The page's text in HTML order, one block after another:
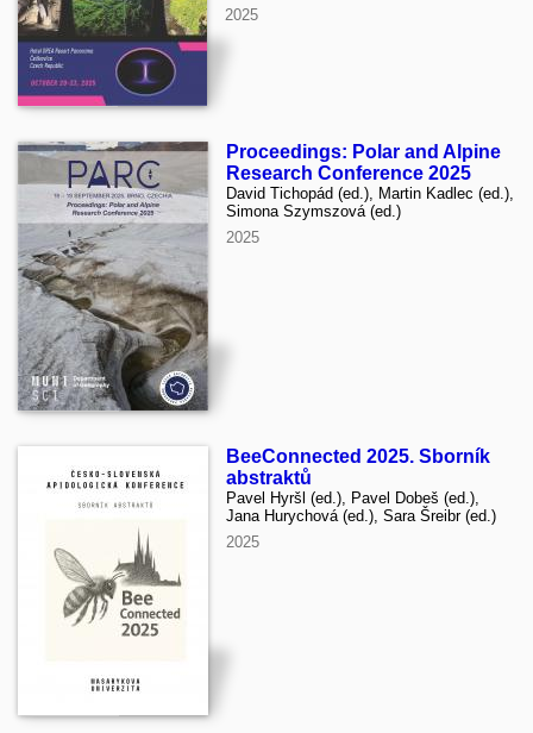
2025
Proceedings: Polar and Alpine
Research Conference 2025
David Tichopád (ed.), Martin Kadlec (ed.),
Simona Szymszová (ed.)
2025
BeeConnected 2025. Sborník
abstraktů
Pavel Hyršl (ed.), Pavel Dobeš (ed.),
Jana Hurychová (ed.), Sara Šreibr (ed.)
2025